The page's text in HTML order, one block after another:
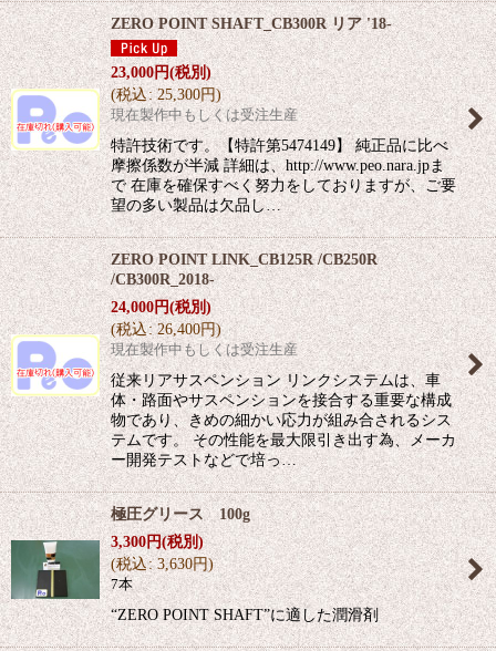
ZERO POINT SHAFT_CB300R リア '18-
23,000円(税別)
(税込: 25,300円)
現在製作中もしくは受注生産
特許技術です。【特許第5474149】 純正品に比べ
摩擦係数が半減 詳細は、http://www.peo.nara.jpま
で 在庫を確保すべく努力をしておりますが、ご要
望の多い製品は欠品し…
ZERO POINT LINK_CB125R /CB250R
/CB300R_2018-
24,000円(税別)
(税込: 26,400円)
現在製作中もしくは受注生産
従来リアサスペンション リンクシステムは、車
体・路面やサスペンションを接合する重要な構成
物であり、きめの細かい応力が組み合されるシス
テムです。 その性能を最大限引き出す為、メーカ
ー開発テストなどで培っ…
極圧グリース 100g
3,300円(税別)
(税込: 3,630円)
7本
“ZERO POINT SHAFT”に適した潤滑剤